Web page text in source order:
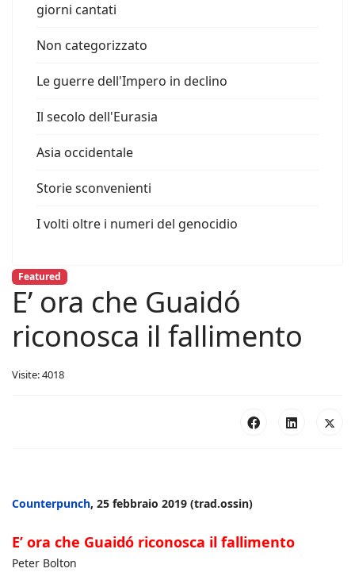
giorni cantati
Non categorizzato
Le guerre dell'Impero in declino
Il secolo dell'Eurasia
Asia occidentale
Storie sconvenienti
I volti oltre i numeri del genocidio
Featured
E’ ora che Guaidó
riconosca il fallimento
Visite: 4018
Counterpunch, 25 febbraio 2019 (trad.ossin)
E’ ora che Guaidó riconosca il fallimento
Peter Bolton